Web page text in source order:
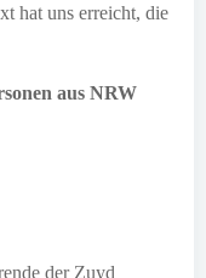
hat uns erreicht, die
aus NRW
der Zuyd